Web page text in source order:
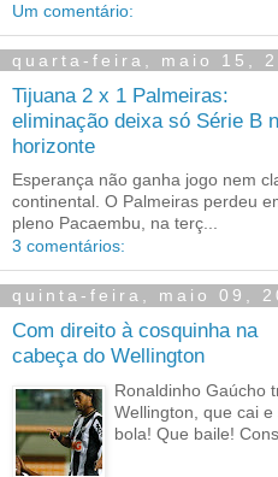
Um comentário:
quarta-feira, maio 15,
Tijuana 2 x 1 Palmeiras:
eliminação deixa só Série B
horizonte
Esperança não ganha jogo nem
continental. O Palmeiras perdeu
pleno Pacaembu, na terç...
3 comentários:
quinta-feira, maio 09,
Com direito à cosquinha na
cabeça do Wellington
Ronaldinho Gaúcho
Wellington, que cai
bola! Que baile!